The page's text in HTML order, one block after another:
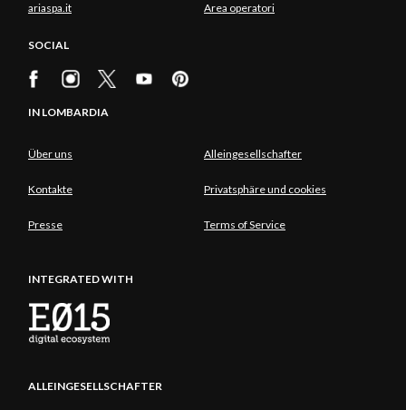
ariaspa.it Area operatori
SOCIAL
IN LOMBARDIA
Über uns Alleingesellschafter
Kontakte Privatsphäre und cookies
Presse Terms of Service
INTEGRATED WITH
ALLEINGESELLSCHAFTER